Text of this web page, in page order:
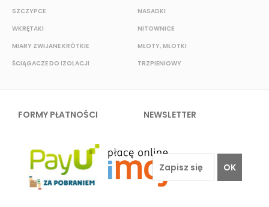
SZCZYPCE
WKRĘTAKI
MIARY ZWIJANE KRÓTKIE
ŚCIĄGACZE DO IZOLACJI
NASADKI
NITOWNICE
MŁOTY, MŁOTKI
TRZPIENIOWY
FORMY PŁATNOŚCI NEWSLETTER
OK